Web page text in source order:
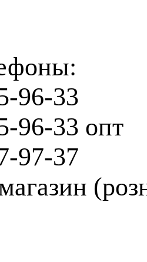
96-33
96-33 опт
97-37